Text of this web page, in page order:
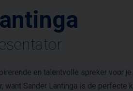
en talentvolle spreker voor
want Sander Lantinga is de perfecte